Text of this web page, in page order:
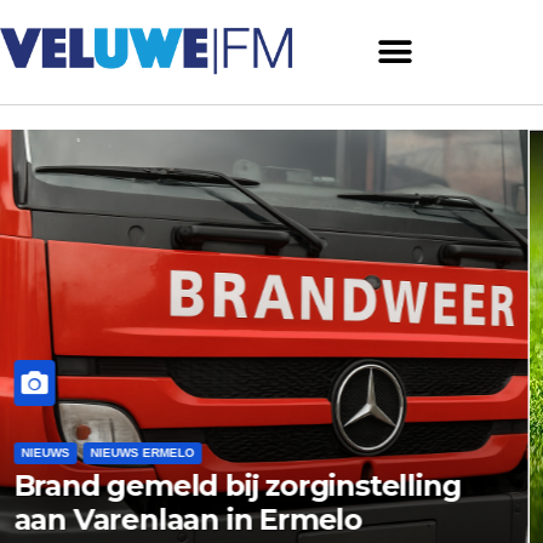
NIEUWS NIEUWS ERMELO
DVS’33 Ermelo sluit
af met oefenduel tegen